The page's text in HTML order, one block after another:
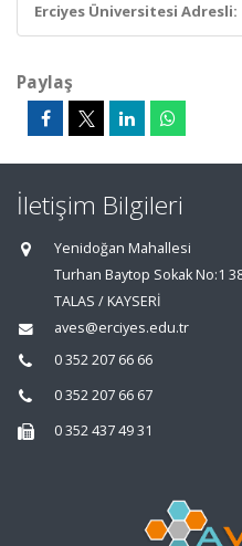
Erciyes Üniversitesi Adresli:
Paylaş
İletişim Bilgileri
Yenidoğan Mahallesi
Turhan Baytop Sokak No:1
TALAS / KAYSERİ
aves@erciyes.edu.tr
0 352 207 66 66
0 352 207 66 67
0 352 437 49 31